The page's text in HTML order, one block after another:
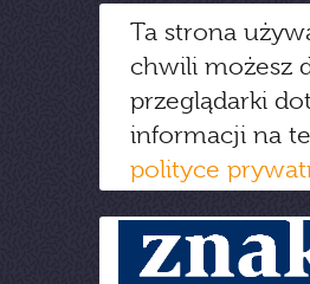
Ta strona
chwili możesz
przeglądarki
informacji na
polityce